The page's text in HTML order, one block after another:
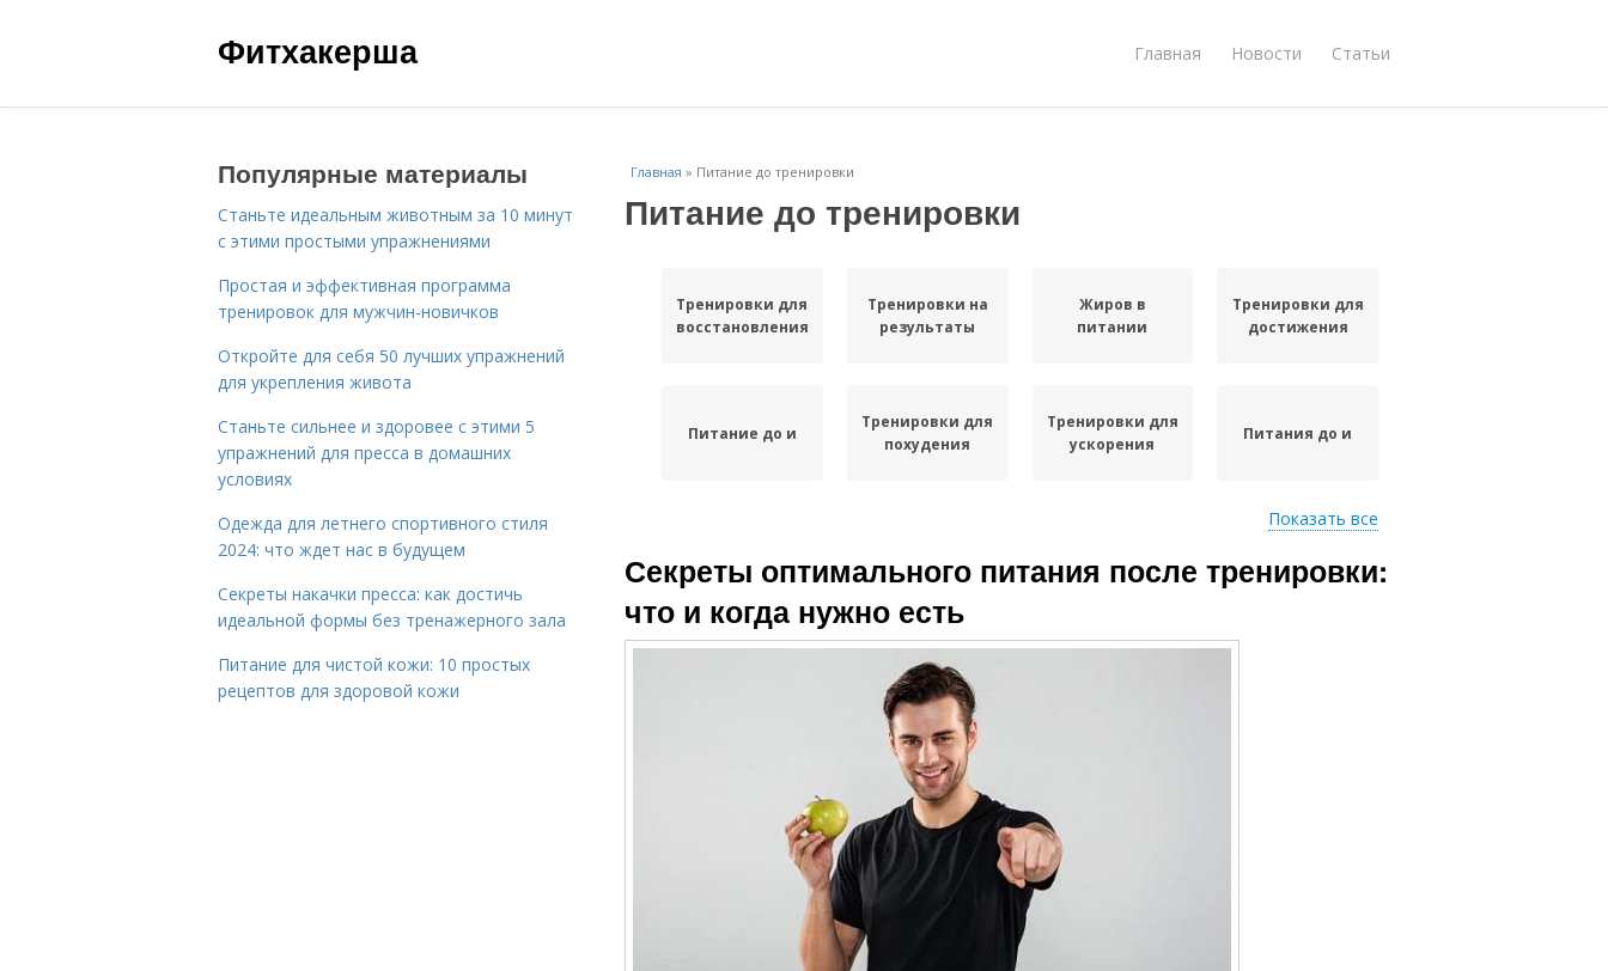
Фитхакерша Главная Новости Статьи
Главная » Питание до тренировки
Питание до тренировки
Тренировки для
восстановления
Тренировки на
результаты
Жиров в
питании
Тренировки для
достижения
Питание до и
Тренировки для
похудения
Тренировки для
ускорения
Питания до и
потери
тренировки
питание
Показать все
Секреты оптимального питания после тренировки:
что и когда нужно есть
Популярные материалы
Станьте идеальным животным за 10 минут
с этими простыми упражнениями
Простая и эффективная программа
тренировок для мужчин-новичков
Откройте для себя 50 лучших упражнений
для укрепления живота
Станьте сильнее и здоровее с этими 5
упражнений для пресса в домашних
условиях
Одежда для летнего спортивного стиля
2024: что ждет нас в будущем
Секреты накачки пресса: как достичь
идеальной формы без тренажерного зала
Питание для чистой кожи: 10 простых
рецептов для здоровой кожи